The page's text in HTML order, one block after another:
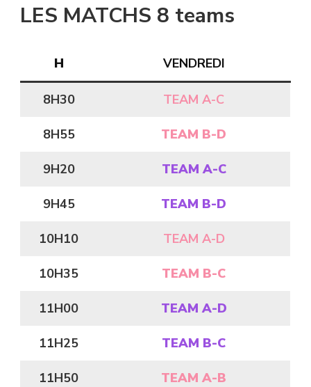
LES MATCHS 8 teams
H VENDREDI
8H30 TEAM A-C
8H55 TEAM B-D
9H20 TEAM A-C
9H45 TEAM B-D
10H10 TEAM A-D
10H35 TEAM B-C
11H00 TEAM A-D
11H25 TEAM B-C
11H50 TEAM A-B